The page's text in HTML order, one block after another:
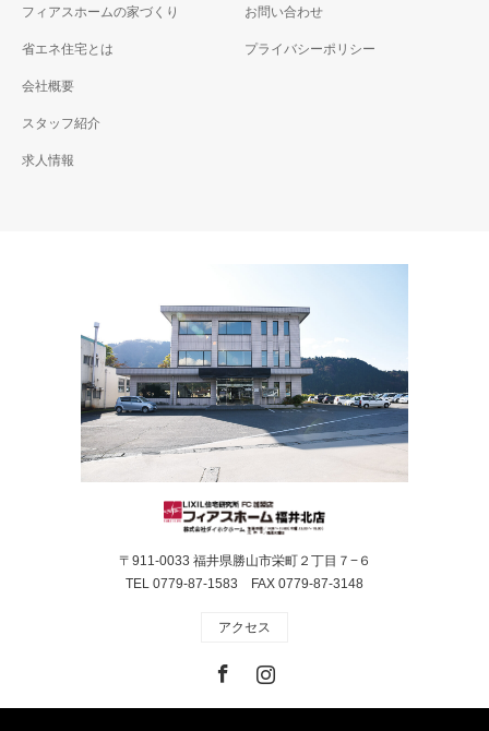
フィアスホームの家づくり
省エネ住宅とは
会社概要
スタッフ紹介
求人情報
お問い合わせ
プライバシーポリシー
〒911-0033 福井県勝山市栄町２丁目７−６
TEL 0779-87-1583 FAX 0779-87-3148
アクセス